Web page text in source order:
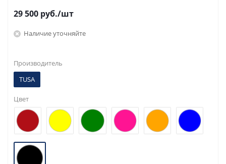
29 500 руб./шт
Наличие уточняйте
Производитель
TUSA
Цвет